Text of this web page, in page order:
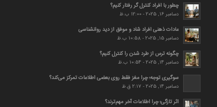
چطور با افراد کنترل گر رفتار کنیم؟
دسامبر 16, 2025 - 12:00 ب.ظ
عادات ذهنی افراد شاد و موفق از دید روانشناسی
دسامبر 15, 2025 - 10:58 ب.ظ
چگونه ترس از طرد شدن را کنترل کنیم؟
دسامبر 14, 2025 - 10:54 ب.ظ
سوگیری توجه؛ چرا مغز فقط روی بعضی اطلاعات تمرکز می‌کند؟
دسامبر 14, 2025 - 2:17 ق.ظ
اثر تازگی؛ چرا اطلاعات آخر مهم‌ترند؟